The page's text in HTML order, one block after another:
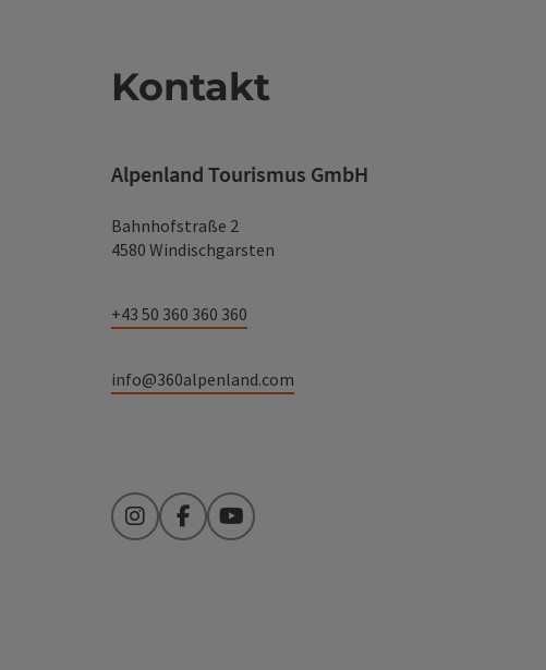
Kontakt
Alpenland Tourismus GmbH
Bahnhofstraße 2
4580 Windischgarsten
+43 50 360 360 360
info@360alpenland.com
InstagramFacebookYouTube